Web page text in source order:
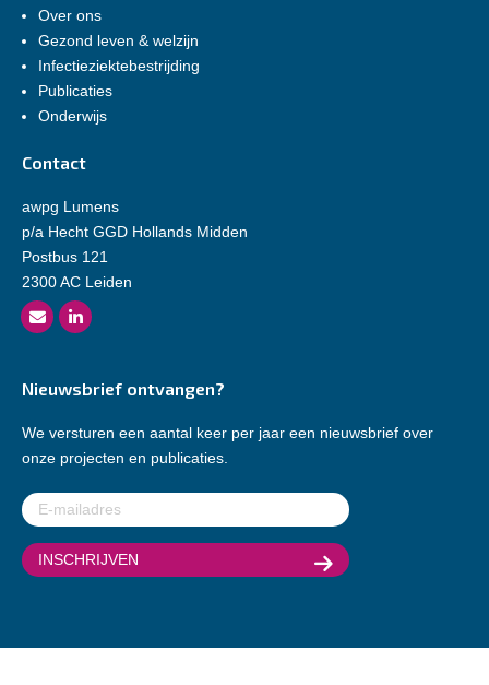
Over ons
Gezond leven & welzijn
Infectieziektebestrijding
Publicaties
Onderwijs
Contact
awpg Lumens
p/a Hecht GGD Hollands Midden
Postbus 121
2300 AC Leiden
Nieuwsbrief ontvangen?
We versturen een aantal keer per jaar een nieuwsbrief over
onze projecten en publicaties.
E-
mailadres(Vereist)